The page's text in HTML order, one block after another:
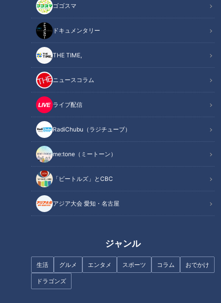
ゴゴスマ
ドキュメンタリー
THE TIME,
ニュースコラム
ライブ配信
RadiChubu（ラジチューブ）
me:tone（ミートーン）
「ビートルズ」とCBC
アジア大会 愛知・名古屋
ジャンル
生活 グルメ エンタメ スポーツ コラム おでかけ
ドラゴンズ
ドクター:浅野次義
現在、日本人の肥満者は4人に1人。それに伴い、メタボリッ
クシンドロームなど生活習慣病のリスクも高まります。しか
し、ダイエットを決意しても、誘惑に負けてついつい食べ過ぎ
てしまう事はありませんか？そこで今回は、意識を変える事に
よってわずか半年で20kgの減量に成功した女性のダイエット
テクニックを公開！「デブ脳」を「ヤセ脳」に変える方法をご
紹介します。
あなたはいくつ当てはまる？太る人の共通項「デブあるあ
デブ脳の正体
デブ脳をヤセ脳に変えるテクニック
あなたはいくつ当てはまる？太る人の共通項「デ
ブあるある」